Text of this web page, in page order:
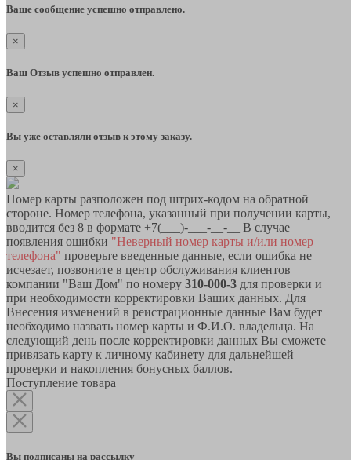
Ваше сообщение успешно отправлено.
×
Ваш Отзыв успешно отправлен.
×
Вы уже оставляли отзыв к этому заказу.
×
Номер карты разположен под штрих-кодом на обратной
стороне. Номер телефона, указанный при получении карты,
вводится без 8 в формате +7(___)-___-__-__ В случае
появления ошибки "Неверный номер карты и/или номер
телефона" проверьте введенные данные, если ошибка не
исчезает, позвоните в центр обслуживания клиентов
компании "Ваш Дом" по номеру 310-000-3 для проверки и
при необходимости корректировки Ваших данных. Для
Внесения изменений в реистрационные данные Вам будет
необходимо назвать номер карты и Ф.И.О. владельца. На
следующий день после корректировки данных Вы сможете
привязать карту к личному кабинету для дальнейшей
проверки и накопления бонусных баллов.
Поступление товара
Вы подписаны на рассылку